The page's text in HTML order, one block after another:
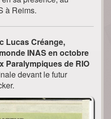
à Reims.
Lucas Créange,
INAS en octobre
Paralympiques de RIO
devant le futur